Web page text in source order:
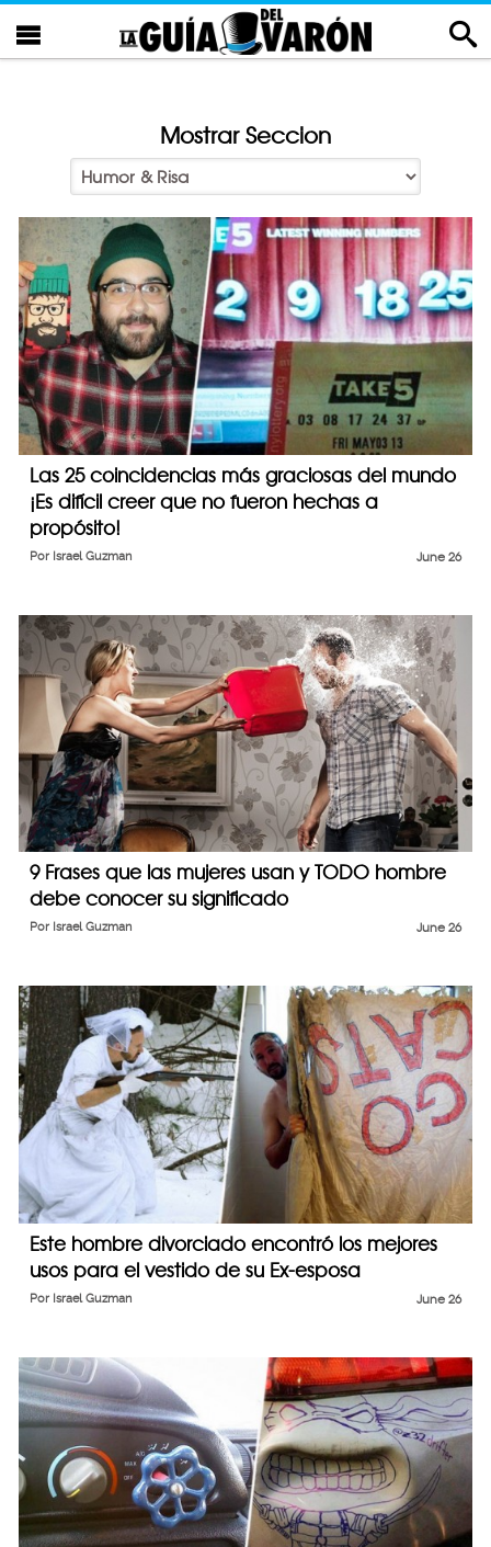
Mostrar Seccion
Las 25 coincidencias más graciosas del mundo
¡Es difícil creer que no fueron hechas a
propósito!
June 26
Por Israel Guzman
9 Frases que las mujeres usan y TODO hombre
debe conocer su significado
June 26
Por Israel Guzman
Este hombre divorciado encontró los mejores
usos para el vestido de su Ex-esposa
June 26
Por Israel Guzman